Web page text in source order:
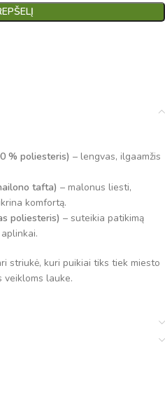
% poliesteris) – lengvas, ilgaamžis
tafta) – malonus liesti,
komfortą.
poliesteris) – suteikia patikimą
striukė, kuri puikiai tiks tiek miesto
veikloms lauke.